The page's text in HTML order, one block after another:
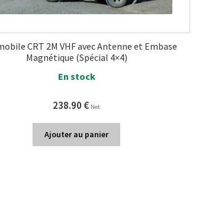
CRT 2M VHF avec Antenne et Embase
Magnétique (Spécial 4×4)
En stock
238.90 € Net
Ajouter au panier